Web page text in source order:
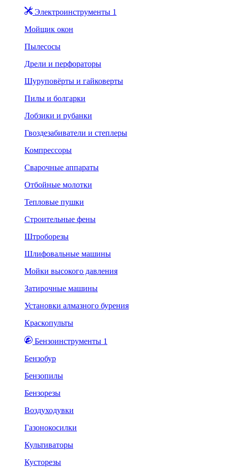
Электроинструменты 1
Мойщик окон
Пылесосы
Дрели и перфораторы
Шуруповёрты и гайковерты
Пилы и болгарки
Лобзики и рубанки
Гвоздезабиватели и степлеры
Компрессоры
Сварочные аппараты
Отбойные молотки
Тепловые пушки
Строительные фены
Штроборезы
Шлифовальные машины
Мойки высокого давления
Затирочные машины
Установки алмазного бурения
Краскопульты
Бензоинструменты 1
Бензобур
Бензопилы
Бензорезы
Воздуходувки
Газонокосилки
Культиваторы
Кусторезы